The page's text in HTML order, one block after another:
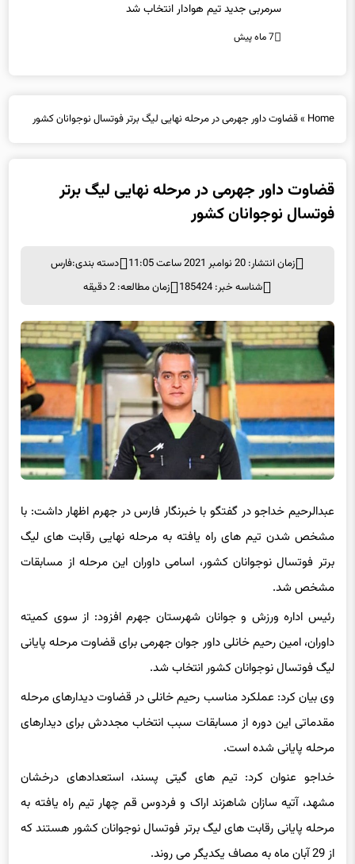
سرمربی جدید تیم هوادار انتخاب شد
Home
»قضاوت داور جهرمی در مرحله نهایی لیگ برتر فوتسال نوجوانان کشور
قضاوت داور جهرمی در مرحله نهایی لیگ برتر
فوتسال نوجوانان کشور
زمان انتشار: 20 نوامبر 2021 ساعت 11:05 دسته بندی:فارس
شناسه خبر: 185424
زمان مطالعه: 2 دقیقه
عبدالرحیم خداجو در گفتگو با خبرنگار فارس در جهرم اظهار داشت: با
مشخص شدن تیم های راه یافته به مرحله نهایی رقابت های لیگ
برتر فوتسال نوجوانان کشور، اسامی داوران این مرحله از مسابقات
مشخص شد.
رئیس اداره ورزش و جوانان شهرستان جهرم افزود: از سوی کمیته
داوران، امین رحیم خانلی داور جوان جهرمی برای قضاوت مرحله پایانی
لیگ فوتسال نوجوانان کشور انتخاب شد.
وی بیان کرد: عملکرد مناسب رحیم خانلی در قضاوت دیدارهای مرحله
مقدماتی این دوره از مسابقات سبب انتخاب مجددش برای دیدارهای
مرحله پایانی شده است.
خداجو عنوان کرد: تیم های گیتی پسند، استعدادهای درخشان
مشهد، آتیه سازان شاهزند اراک و فردوس قم چهار تیم راه یافته به
مرحله پایانی رقابت های لیگ برتر فوتسال نوجوانان کشور هستند که
از 29 آبان ماه به مصاف یکدیگر می روند.